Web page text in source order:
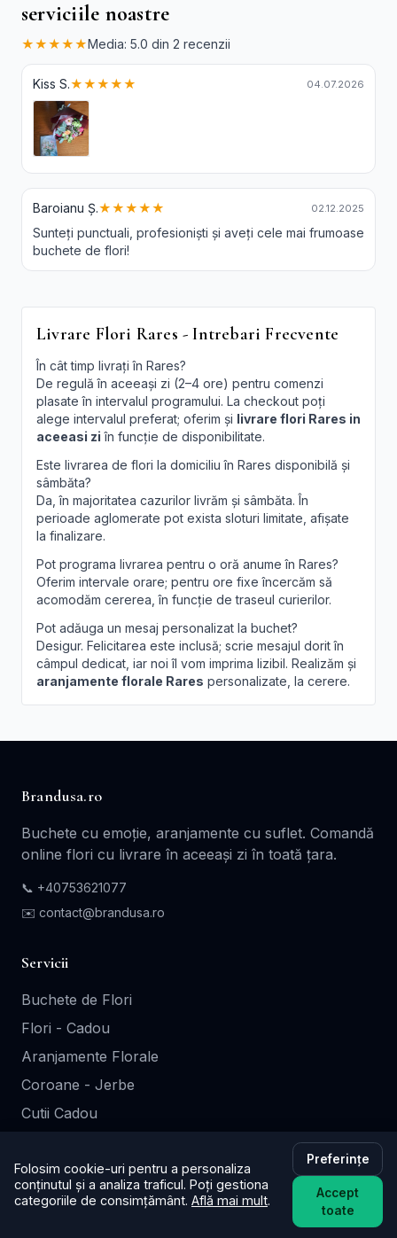
serviciile noastre
★★★★★Media: 5.0 din 2 recenzii
Kiss S.★★★★★ 04.07.2026
Baroianu Ș.★★★★★ 02.12.2025
Sunteți punctuali, profesioniști și aveți cele mai frumoase
buchete de flori!
Livrare Flori Rares - Intrebari Frecvente
În cât timp livrați în Rares?
De regulă în aceeași zi (2–4 ore) pentru comenzi
plasate în intervalul programului. La checkout poți
alege intervalul preferat; oferim și livrare flori Rares in
aceeasi zi în funcție de disponibilitate.
Este livrarea de flori la domiciliu în Rares disponibilă și
sâmbăta?
Da, în majoritatea cazurilor livrăm și sâmbăta. În
perioade aglomerate pot exista sloturi limitate, afișate
la finalizare.
Pot programa livrarea pentru o oră anume în Rares?
Oferim intervale orare; pentru ore fixe încercăm să
acomodăm cererea, în funcție de traseul curierilor.
Pot adăuga un mesaj personalizat la buchet?
Desigur. Felicitarea este inclusă; scrie mesajul dorit în
câmpul dedicat, iar noi îl vom imprima lizibil. Realizăm și
aranjamente florale Rares personalizate, la cerere.
Brandusa.ro
Buchete cu emoție, aranjamente cu suflet. Comandă
online flori cu livrare în aceeași zi în toată țara.
📞 +40753621077
✉️ contact@brandusa.ro
Servicii
Buchete de Flori
Flori - Cadou
Aranjamente Florale
Coroane - Jerbe
Cutii Cadou
Informații
Contact
Folosim cookie-uri pentru a personaliza
conținutul și a analiza traficul. Poți gestiona
categoriile de consimțământ. Află mai mult.
Preferințe
Accept
toate